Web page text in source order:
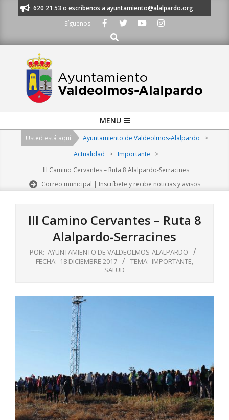
al 91 620 21 53 o escríbenos a ayuntamiento@alalpardo.org
Síguenos
Buscar
Navigation
MENU
Usted está aquí Ayuntamiento de Valdeolmos-Alalpardo
>
Actualidad
> Importante
>
III Camino Cervantes – Ruta 8 Alalpardo-Serracines
Correo municipal | Inscríbete y recibe noticias y avisos
III Camino Cervantes – Ruta 8
Alalpardo-Serracines
POR: AYUNTAMIENTO DE VALDEOLMOS-ALALPARDO
FECHA: 18 DICIEMBRE 2017 TEMA: IMPORTANTE,
SALUD